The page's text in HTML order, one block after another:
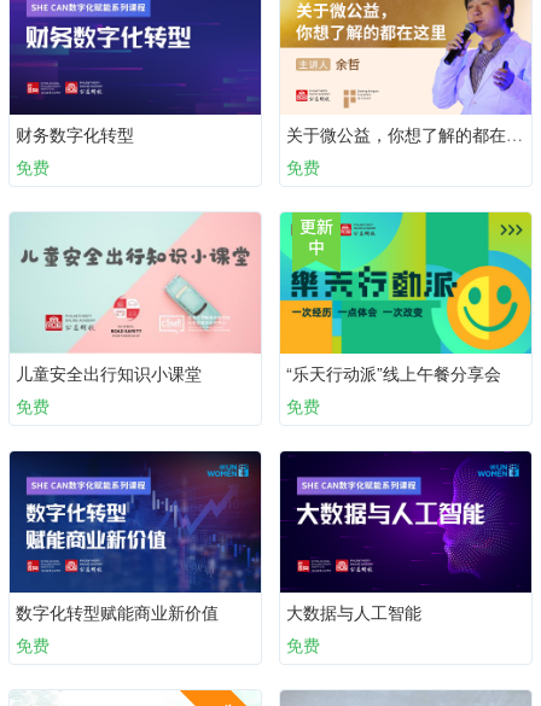
财务数字化转型
免费
关于微公益，你想了解的都在这里
免费
儿童安全出行知识小课堂
免费
“乐天行动派”线上午餐分享会
免费
数字化转型赋能商业新价值
免费
大数据与人工智能
免费